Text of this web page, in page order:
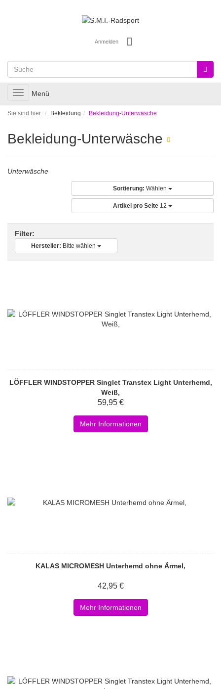
Anmelden
Toggle
navigation
Menü
Sie sind hier: Bekleidung Bekleidung-Unterwäsche
Bekleidung-Unterwäsche
Unterwäsche
Sortierung: Wählen
Artikel pro Seite 12
Filter:
Hersteller: Bitte wählen
LÖFFLER WINDSTOPPER Singlet Transtex Light Unterhemd,
Weiß,
59,95 €
Mehr Informationen
KALAS MICROMESH Unterhemd ohne Ärmel,
42,95 €
Mehr Informationen